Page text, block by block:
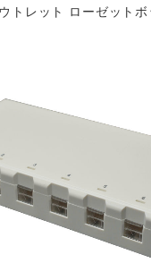
トレット ローゼット